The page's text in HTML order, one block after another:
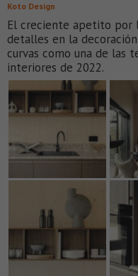
Koto Design
El creciente apetito por
detalles en la
curvas como una de las
interiores de 2022.